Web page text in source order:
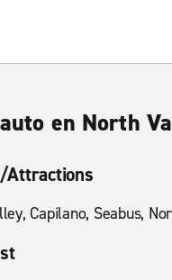
en North
Attractions
Capilano, Seabus,